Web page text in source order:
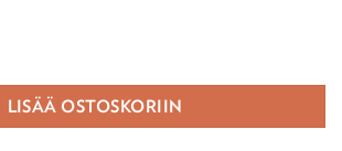
LISÄÄ OSTOSKORIIN